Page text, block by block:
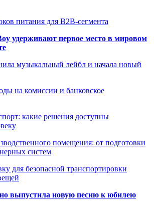
питания для B2B-сегмента
удерживают первое место в мировом
музыкальный лейбл и начала новый
на комиссии и банковское
какие решения доступны
помещения: от подготовки
систем
для безопасной транспортировки
выпустила новую песню к юбилею